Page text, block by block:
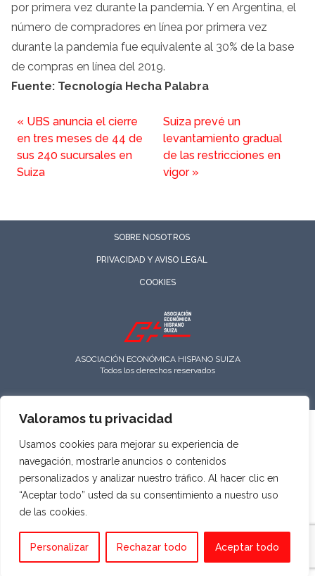
Valoramos tu privacidad
Usamos cookies para mejorar su experiencia de
navegación, mostrarle anuncios o contenidos
personalizados y analizar nuestro tráfico. Al hacer clic en
“Aceptar todo” usted da su consentimiento a nuestro uso
de las cookies.
Personalizar Rechazar todo Aceptar todo
por primera vez durante la pandemia. Y en Argentina, el
número de compradores en línea por primera vez
durante la pandemia fue equivalente al 30% de la base
de compras en línea del 2019.
Fuente: Tecnología Hecha Palabra
« UBS anuncia el cierre
en tres meses de 44 de
sus 240 sucursales en
Suiza
Suiza prevé un
levantamiento gradual
de las restricciones en
vigor»
SOBRE NOSOTROS
PRIVACIDAD Y AVISO LEGAL
COOKIES
ASOCIACIÓN ECONÓMICA HISPANO SUIZA
Todos los derechos reservados